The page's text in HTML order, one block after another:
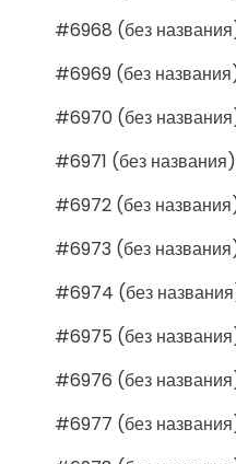
#6968 (без
#6969 (без
#6970 (без
#6971 (без названия)
#6972 (без
#6973 (без
#6974 (без
#6975 (без
#6976 (без
#6977 (без